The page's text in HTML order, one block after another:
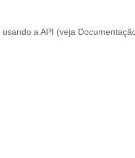
usando a API (veja